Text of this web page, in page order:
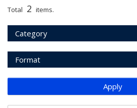
Total 2 items.
Category
Format
Apply